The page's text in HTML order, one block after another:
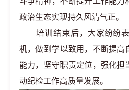
政治生态实现持久风清气正。
培训结束后，大家纷纷表
机，做到学以致用，不断提高
能力，坚守职责定位，强化担
动纪检工作高质量发展。